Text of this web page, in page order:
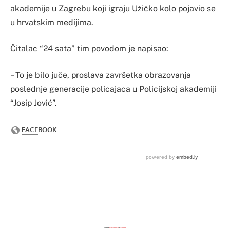
akademije u Zagrebu koji igraju Užičko kolo pojavio se
u hrvatskim medijima.
Čitalac “24 sata” tim povodom je napisao:
– To je bilo juče, proslava završetka obrazovanja
poslednje generacije policajaca u Policijskoj akademiji
“Josip Jović”.
Powered by embedfacebookvideo &Vimeo embed